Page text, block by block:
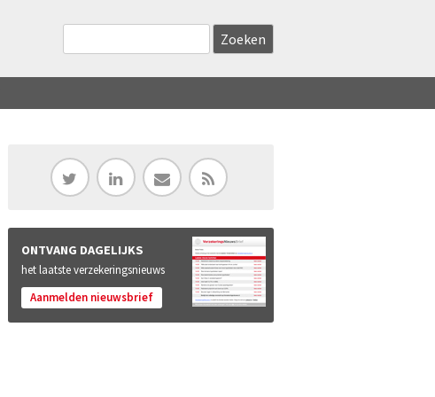
ONTVANG DAGELIJKS
het laatste verzekeringsnieuws
Aanmelden nieuwsbrief